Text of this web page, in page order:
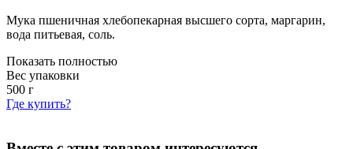
Мука пшеничная хлебопекарная высшего сорта, маргарин,
вода питьевая, соль.
Показать полностью
Вес упаковки
500 г
Где купить?